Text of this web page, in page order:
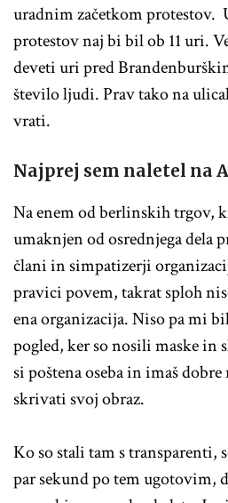
uradnim začetkom protestov.
protestov naj bi bil ob 11 uri.
deveti uri pred
število ljudi. Prav tako na
vrati.
Najprej sem naletel na
Na enem od berlinskih trgov,
umaknjen od osrednjega dela
člani in simpatizerji
pravici povem, takrat sploh
ena organizacija. Niso pa mi
pogled, ker so nosili maske in
si poštena oseba in imaš
skrivati svoj obraz.
Ko so stali tam s transparenti,
par sekund po tem ugotovim,